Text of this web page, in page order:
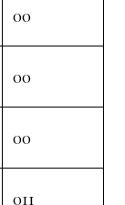
00
00
00
011